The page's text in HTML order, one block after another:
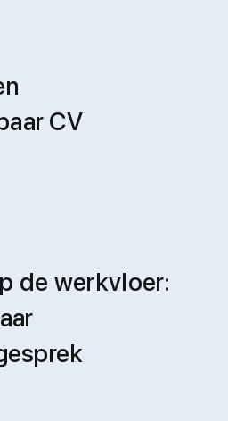
CV
de werkvloer: